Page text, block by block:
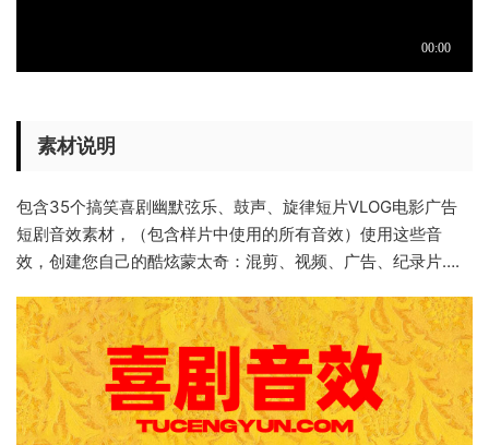
素材说明
包含35个搞笑喜剧幽默弦乐、鼓声、旋律短片VLOG电影广告
短剧音效素材，（包含样片中使用的所有音效）使用这些音
效，创建您自己的酷炫蒙太奇：混剪、视频、广告、纪录片….